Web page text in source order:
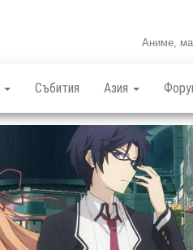
Аниме,
Събития Азия